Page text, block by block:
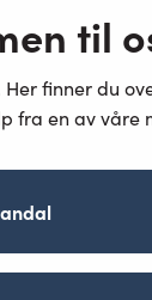
til
finner du
fra en av